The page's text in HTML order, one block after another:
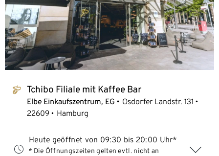
tchibo_logo Tchibo Filiale mit Kaffee Bar
Elbe Einkaufszentrum, EG
Osdorfer Landstr. 131
22609
Hamburg
Heute geöffnet von 09:30 bis 20:00 Uhr*
* Die Öffnungszeiten gelten evtl. nicht an